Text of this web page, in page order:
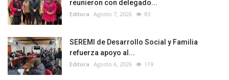
reunieron con delegado...
Editora Agosto 7, 2026 83
SEREMI de Desarrollo Social y Familia
refuerza apoyo al...
Editora Agosto 6, 2026 119